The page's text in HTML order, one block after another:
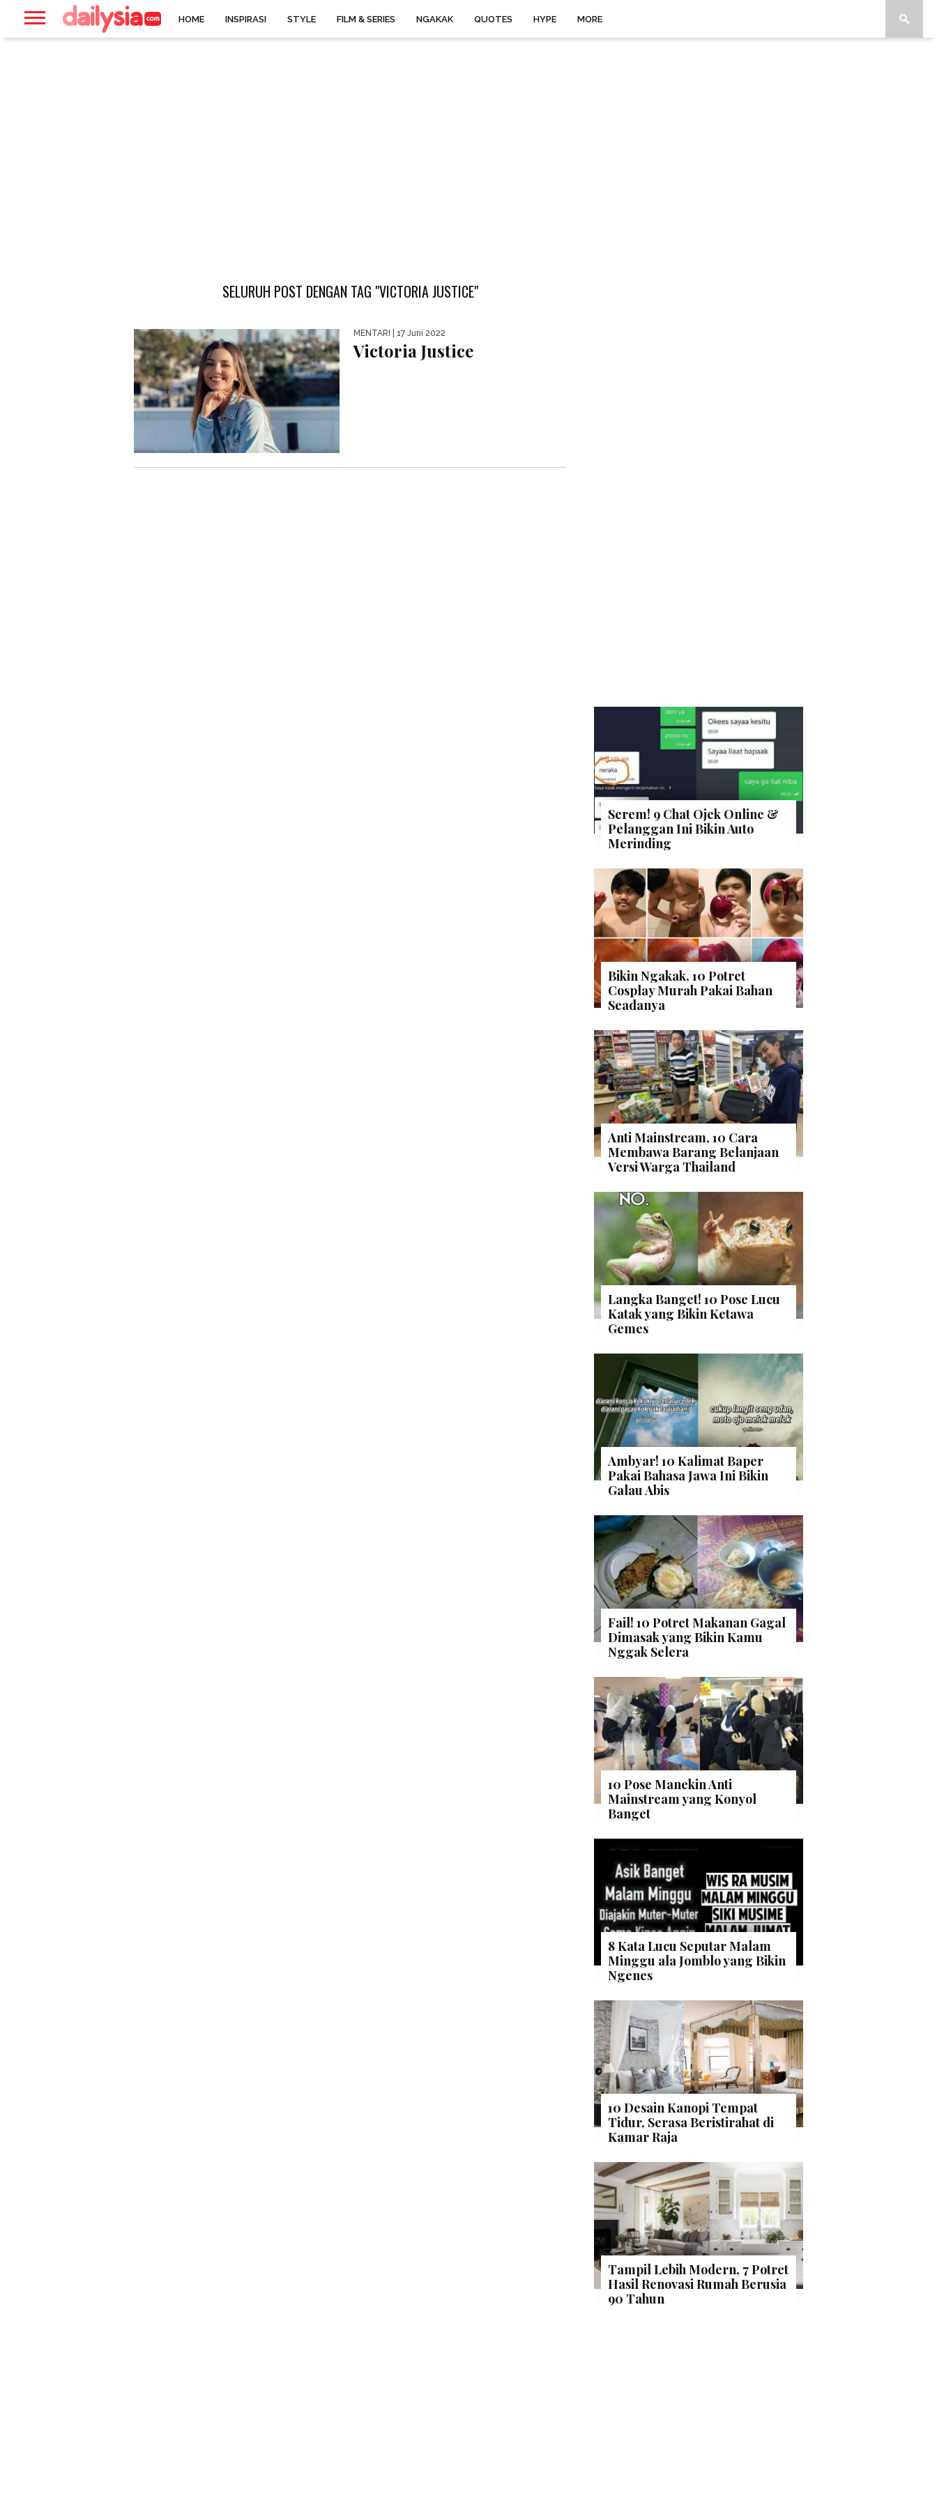
HOME INSPIRASI STYLE FILM & SERIES NGAKAK QUOTES HYPE MORE
SELURUH POST DENGAN TAG "VICTORIA JUSTICE"
MENTARI | 17 Juni 2022
Victoria Justice
Serem! 9 Chat Ojek Online &
Pelanggan Ini Bikin Auto
Merinding
Bikin Ngakak, 10 Potret
Cosplay Murah Pakai Bahan
Seadanya
Anti Mainstream, 10 Cara
Membawa Barang Belanjaan
Versi Warga Thailand
Langka Banget! 10 Pose Lucu
Katak yang Bikin Ketawa
Gemes
Ambyar! 10 Kalimat Baper
Pakai Bahasa Jawa Ini Bikin
Galau Abis
Fail! 10 Potret Makanan Gagal
Dimasak yang Bikin Kamu
Nggak Selera
10 Pose Manekin Anti
Mainstream yang Konyol
Banget
8 Kata Lucu Seputar Malam
Minggu ala Jomblo yang Bikin
Ngenes
10 Desain Kanopi Tempat
Tidur, Serasa Beristirahat di
Kamar Raja
Tampil Lebih Modern, 7 Potret
Hasil Renovasi Rumah Berusia
90 Tahun